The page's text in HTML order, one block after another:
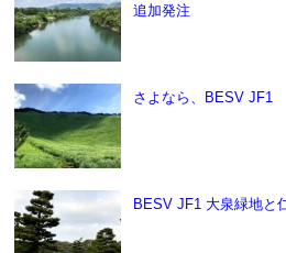
追加発注
さよなら、BESV JF1
BESV JF1 大泉緑地と